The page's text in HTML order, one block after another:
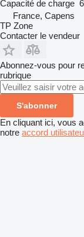
Capacité de charge
France, Capens
TP Zone
Contacter le vendeur
Abonnez-vous pour
rubrique
S'abonner
En cliquant ici, vous
notre accord